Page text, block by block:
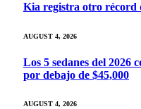
Kia registra otro récord
AUGUST 4, 2026
Los 5 sedanes del 2026
por debajo de $45,000
AUGUST 4, 2026